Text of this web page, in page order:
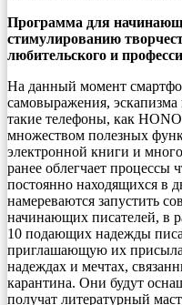
Программа для
стимулированию
любительского и
На данный момент
самовыражения, эскапизма
такие телефоны, как
множеством полезных
электронной книги и
ранее облегчает
постоянно находящихся в
намереваются запустить
начинающих писателей, в
10 подающих надежды
приглашающую их
надеждах и мечтах,
карантина. Они будут
получат литературный